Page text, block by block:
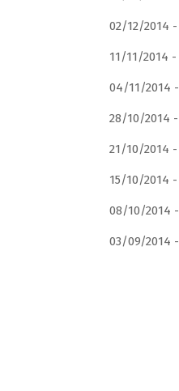
02/12/2014 -
11/11/2014 -
04/11/2014 -
28/10/2014 -
21/10/2014 -
15/10/2014 -
08/10/2014 -
03/09/2014 -